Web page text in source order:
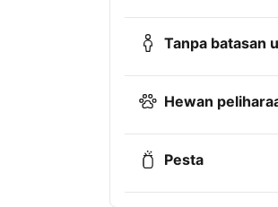
Tanpa batasan
Hewan
Pesta